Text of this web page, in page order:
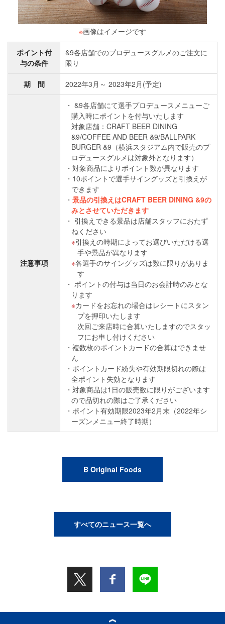
※画像はイメージです
ポイント付
与の条件
&9各店舗でのプロデュースグルメのご注文に
限り
期 間 2022年3月～ 2023年2月(予定)
注意事項
&9各店舗にて選手プロデュースメニューご
購入時にポイントを付与いたします
対象店舗：CRAFT BEER DINING
&9/COFFEE AND BEER &9/BALLPARK
BURGER &9（横浜スタジアム内で販売のプ
ロデュースグルメは対象外となります）
対象商品によりポイント数が異なります
10ポイントで選手サイングッズと引換えが
できます
景品の引換えはCRAFT BEER DINING &9の
みとさせていただきます
引換えできる景品は店舗スタッフにおたず
ねください
引換えの時期によってお選びいただける選
手や景品が異なります
各選手のサイングッズは数に限りがありま
す
ポイントの付与は当日のお会計時のみとな
ります
カードをお忘れの場合はレシートにスタン
プを押印いたします
次回ご来店時に合算いたしますのでスタッ
フにお申し付けください
複数枚のポイントカードの合算はできませ
ん
ポイントカード紛失や有効期限切れの際は
全ポイント失効となります
対象商品は1日の販売数に限りがございます
ので品切れの際はご了承ください
ポイント有効期限2023年2月末（2022年シ
ーズンメニュー終了時期）
B Original Foods
すべてのニュース一覧へ